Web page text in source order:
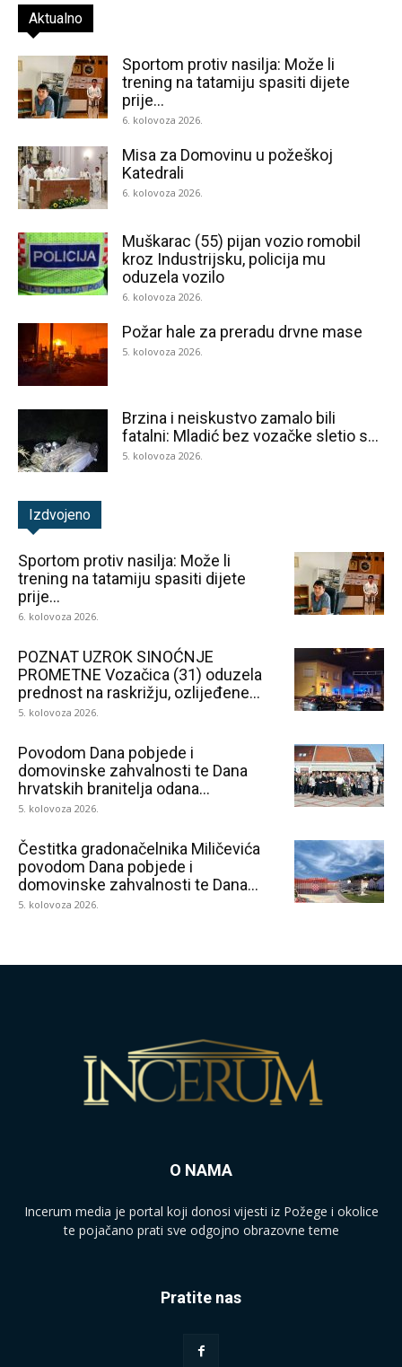
Aktualno
Sportom protiv nasilja: Može li
trening na tatamiju spasiti dijete
prije...
6. kolovoza 2026.
Misa za Domovinu u požeškoj
Katedrali
6. kolovoza 2026.
Muškarac (55) pijan vozio romobil
kroz Industrijsku, policija mu
oduzela vozilo
6. kolovoza 2026.
Požar hale za preradu drvne mase
5. kolovoza 2026.
Brzina i neiskustvo zamalo bili
fatalni: Mladić bez vozačke sletio s...
5. kolovoza 2026.
Izdvojeno
Sportom protiv nasilja: Može li
trening na tatamiju spasiti dijete
prije...
6. kolovoza 2026.
POZNAT UZROK SINOĆNJE
PROMETNE Vozačica (31) oduzela
prednost na raskrižju, ozlijeđene...
5. kolovoza 2026.
Povodom Dana pobjede i
domovinske zahvalnosti te Dana
hrvatskih branitelja odana...
5. kolovoza 2026.
Čestitka gradonačelnika Miličevića
povodom Dana pobjede i
domovinske zahvalnosti te Dana...
5. kolovoza 2026.
O NAMA
Incerum media je portal koji donosi vijesti iz Požege i okolice
te pojačano prati sve odgojno obrazovne teme
Pratite nas